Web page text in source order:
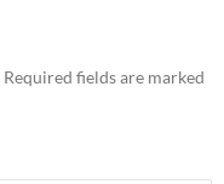
Required fields are marked